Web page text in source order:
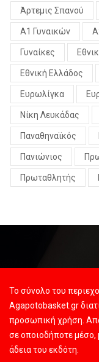
Άρτεμις Σπανού
Α1 Γυναικών
Γυναίκες
Εθνική Ελλάδος
Ευρωλίγκα
Νίκη Λευκάδας
Παναθηναϊκός
Πανιώνιος
Πρωταθλητής
Το σύνολο του
Agapotobasket.gr
προσωπική χρήση.
σε οποιοδήποτε μέσο,
άδεια του εκδότη.